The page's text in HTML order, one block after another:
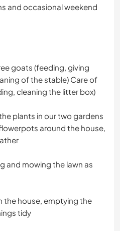
and occasional weekend
goats (feeding, giving
of the stable) Care of
cleaning the litter box)
plants in our two gardens
around the house,
and mowing the lawn as
the house, emptying the
tidy